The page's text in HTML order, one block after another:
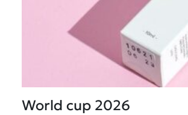
World cup 2026